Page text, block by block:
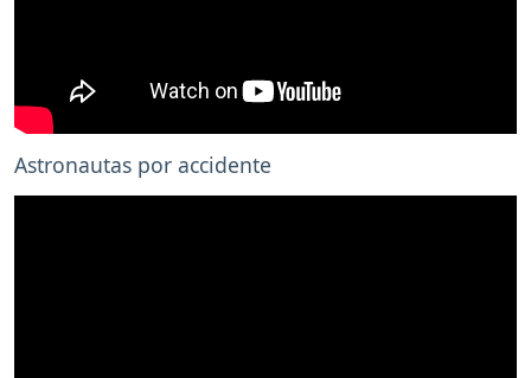
Astronautas por accidente